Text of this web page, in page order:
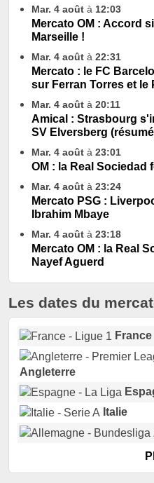
Mar. 4 août à 12:03
Mercato OM : Accord
Marseille !
Mar. 4 août à 22:31
Mercato : le FC
sur Ferran Torres et le
Mar. 4 août à 20:11
Amical : Strasbourg
SV Elversberg
Mar. 4 août à 23:01
OM : la Real Sociedad
Mar. 4 août à 23:24
Mercato PSG :
Ibrahim Mbaye
Mar. 4 août à 23:18
Mercato OM : la Real
Nayef Aguerd
Les dates du
France
Angleterre
Italie